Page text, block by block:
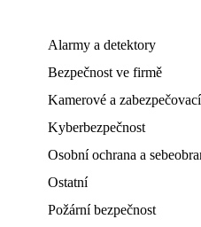
Alarmy a detektory
Bezpečnost ve firmě
Kamerové a
Kyberbezpečnost
Osobní ochrana a
Ostatní
Požární bezpečnost